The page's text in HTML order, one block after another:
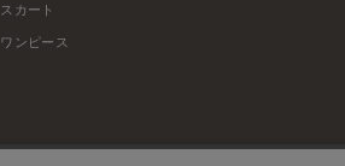
スカート
ワンピース